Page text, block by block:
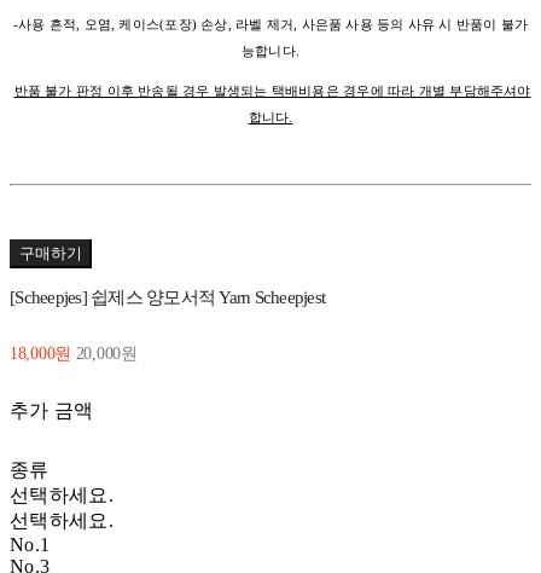
-사용 흔적, 오염, 케이스(포장) 손상, 라벨 제거, 사은품 사용 등의 사유 시 반품이 불가
능합니다.
반품 불가 판정 이후 반송될 경우 발생되는 택배비용은 경우에 따라 개별 부담해주셔야
합니다.
구매하기
[Scheepjes] 쉽제스 양모서적 Yarn Scheepjest
18,000원 20,000원
추가 금액
종류
선택하세요.
선택하세요.
No.1
No.3